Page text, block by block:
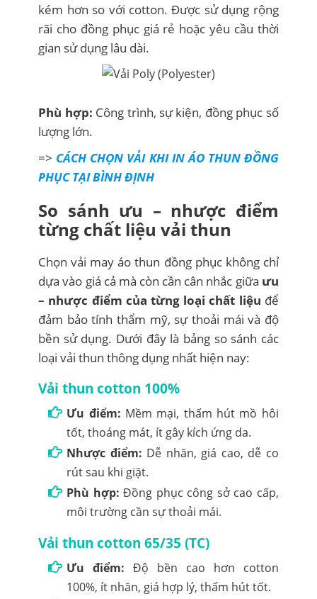
kém hơn so với cotton. Được sử dụng rộng
rãi cho đồng phục giá rẻ hoặc yêu cầu thời
gian sử dụng lâu dài.
Phù hợp: Công trình, sự kiện, đồng phục số
lượng lớn.
=> CÁCH CHỌN VẢI KHI IN ÁO THUN ĐỒNG
PHỤC TẠI BÌNH ĐỊNH
So sánh ưu – nhược điểm
từng chất liệu vải thun
Chọn vải may áo thun đồng phục không chỉ
dựa vào giá cả mà còn cần cân nhắc giữa ưu
– nhược điểm của từng loại chất liệu để
đảm bảo tính thẩm mỹ, sự thoải mái và độ
bền sử dụng. Dưới đây là bảng so sánh các
loại vải thun thông dụng nhất hiện nay:
Vải thun cotton 100%
Ưu điểm: Mềm mại, thấm hút mồ hôi
tốt, thoáng mát, ít gây kích ứng da.
Nhược điểm: Dễ nhăn, giá cao, dễ co
rút sau khi giặt.
Phù hợp: Đồng phục công sở cao cấp,
môi trường cần sự thoải mái.
Vải thun cotton 65/35 (TC)
Ưu điểm: Độ bền cao hơn cotton
100%, ít nhăn, giá hợp lý, thấm hút tốt.